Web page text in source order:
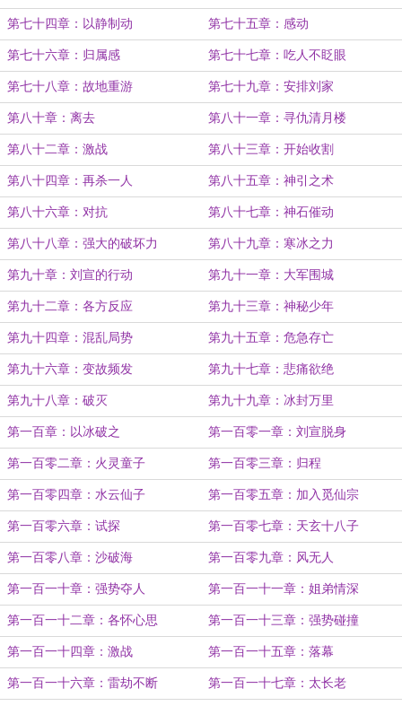
第七十四章：以静制动 第七十五章：感动
第七十六章：归属感 第七十七章：吃人不眨眼
第七十八章：故地重游 第七十九章：安排刘家
第八十章：离去 第八十一章：寻仇清月楼
第八十二章：激战 第八十三章：开始收割
第八十四章：再杀一人 第八十五章：神引之术
第八十六章：对抗 第八十七章：神石催动
第八十八章：强大的破坏力 第八十九章：寒冰之力
第九十章：刘宣的行动 第九十一章：大军围城
第九十二章：各方反应 第九十三章：神秘少年
第九十四章：混乱局势 第九十五章：危急存亡
第九十六章：变故频发 第九十七章：悲痛欲绝
第九十八章：破灭 第九十九章：冰封万里
第一百章：以冰破之 第一百零一章：刘宣脱身
第一百零二章：火灵童子 第一百零三章：归程
第一百零四章：水云仙子 第一百零五章：加入觅仙宗
第一百零六章：试探 第一百零七章：天玄十八子
第一百零八章：沙破海 第一百零九章：风无人
第一百一十章：强势夺人 第一百一十一章：姐弟情深
第一百一十二章：各怀心思 第一百一十三章：强势碰撞
第一百一十四章：激战 第一百一十五章：落幕
第一百一十六章：雷劫不断 第一百一十七章：太长老